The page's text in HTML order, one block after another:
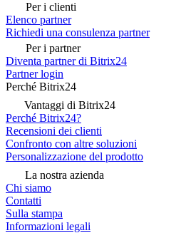
Per i clienti
Elenco partner
Richiedi una consulenza partner
Per i partner
Diventa partner di Bitrix24
Partner login
Perché Bitrix24
Vantaggi di Bitrix24
Perché Bitrix24?
Recensioni dei clienti
Confronto con altre soluzioni
Personalizzazione del prodotto
La nostra azienda
Chi siamo
Contatti
Sulla stampa
Informazioni legali